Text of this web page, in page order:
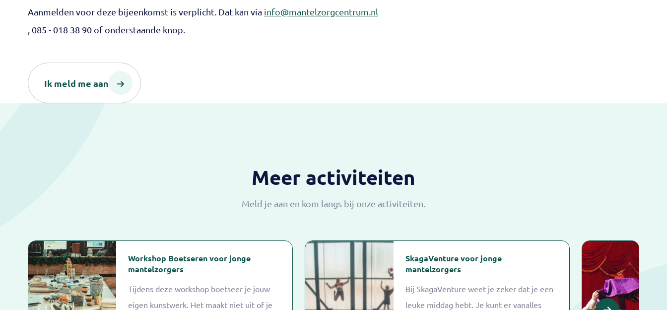
Aanmelden voor deze bijeenkomst is verplicht. Dat kan via info@mantelzorgcentrum.nl
, 085 - 018 38 90 of onderstaande knop.
Ik meld me aan
Meer activiteiten
Meld je aan en kom langs bij onze activiteiten.
Workshop Boetseren voor jonge
mantelzorgers
Tijdens deze workshop boetseer je jouw
eigen kunstwerk. Het maakt niet uit of je
SkagaVenture voor jonge
mantelzorgers
Bij SkagaVenture weet je zeker dat je een
leuke middag hebt. Je kunt er vanalles